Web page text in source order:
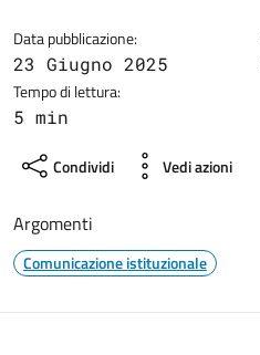
Data pubblicazione:
23 Giugno 2025
Tempo di lettura:
5 min
Condividi Vedi azioni
Argomenti
Comunicazione istituzionale